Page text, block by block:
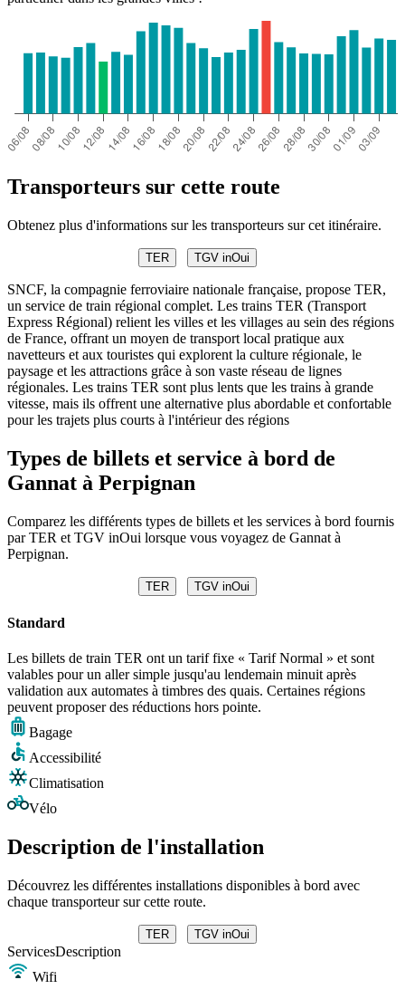
Transporteurs sur cette route
Obtenez plus d'informations sur les transporteurs sur cet itinéraire.
TER TGV inOui
SNCF, la compagnie ferroviaire nationale française, propose TER,
un service de train régional complet. Les trains TER (Transport
Express Régional) relient les villes et les villages au sein des régions
de France, offrant un moyen de transport local pratique aux
navetteurs et aux touristes qui explorent la culture régionale, le
paysage et les attractions grâce à son vaste réseau de lignes
régionales. Les trains TER sont plus lents que les trains à grande
vitesse, mais ils offrent une alternative plus abordable et confortable
pour les trajets plus courts à l'intérieur des régions
Types de billets et service à bord de
Gannat à Perpignan
Comparez les différents types de billets et les services à bord fournis
par TER et TGV inOui lorsque vous voyagez de Gannat à
Perpignan.
TER TGV inOui
Standard
Les billets de train TER ont un tarif fixe « Tarif Normal » et sont
valables pour un aller simple jusqu'au lendemain minuit après
validation aux automates à timbres des quais. Certaines régions
peuvent proposer des réductions hors pointe.
Bagage
Accessibilité
Climatisation
Vélo
Description de l'installation
Découvrez les différentes installations disponibles à bord avec
chaque transporteur sur cette route.
TER TGV inOui
ServicesDescription
Wifi